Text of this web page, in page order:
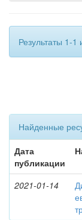
Результаты 1-1
Найденные
Дата
публикации
2021-01-14